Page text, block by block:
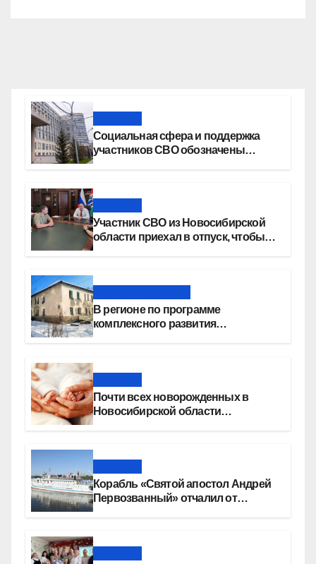
Социальная сфера и поддержка
участников СВО обозначены
Участник СВО из Новосибирской
области приехал в отпуск, чтобы
В регионе по программе
комплексного развития
Почти всех новорожденных в
Новосибирской области
Корабль «Святой апостол Андрей
Первозванный» отчалил от